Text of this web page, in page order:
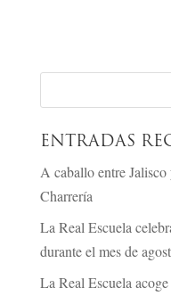
ENTRADAS
A caballo entre
Charrería
La Real Escuela
durante el mes de
La Real Escuela